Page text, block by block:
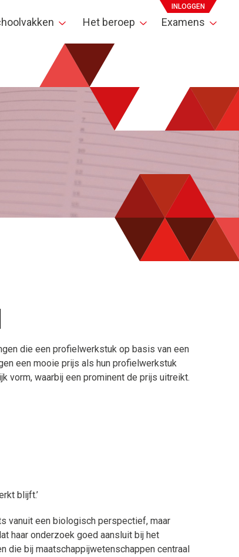
INLOGGEN
Het beroep Examens
die een profielwerkstuk op basis van een
een mooie prijs als hun profielwerkstuk
vorm, waarbij een prominent de prijs uitreikt.
blijft.’
vanuit een biologisch perspectief, maar
haar onderzoek goed aansluit bij het
die bij maatschappijwetenschappen centraal